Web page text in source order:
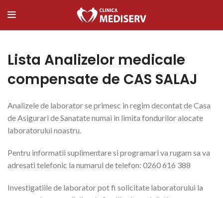
Lista Analizelor medicale
compensate de CAS SALAJ
Analizele de laborator se primesc in regim decontat de Casa
de Asigurari de Sanatate numai in limita fondurilor alocate
laboratorului noastru.
Pentru informatii suplimentare si programari va rugam sa va
adresati telefonic la numarul de telefon: 0260 616 388
Investigatiile de laborator pot fi solicitate laboratorului la